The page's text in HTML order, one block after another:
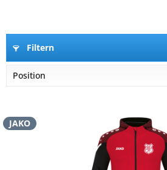
Filtern
JAKO